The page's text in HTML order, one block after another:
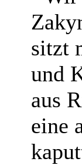
sitzt
und
aus
eine